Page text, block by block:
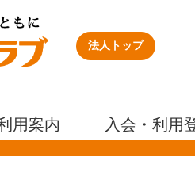
法人トップ
用案内 入会・利用